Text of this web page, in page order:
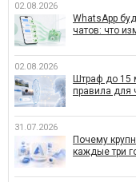
02.08.2026
WhatsApp
чатов: что
02.08.2026
Штраф до 15
правила для
31.07.2026
Почему
каждые три